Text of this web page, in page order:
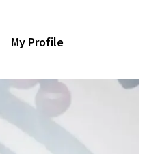
My Profile